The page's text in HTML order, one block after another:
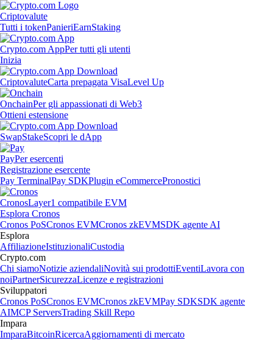
Criptovalute
Tutti i tokenPanieriEarnStaking
Crypto.com AppPer tutti gli utenti
Inizia
CriptovaluteCarta prepagata VisaLevel Up
OnchainPer gli appassionati di Web3
Ottieni estensione
SwapStakeScopri le dApp
PayPer esercenti
Registrazione esercente
Pay TerminalPay SDKPlugin eCommercePronostici
CronosLayer1 compatibile EVM
Esplora Cronos
Cronos PoSCronos EVMCronos zkEVMSDK agente AI
Esplora
AffiliazioneIstituzionaliCustodia
Crypto.com
Chi siamoNotizie aziendaliNovità sui prodottiEventiLavora con
noiPartnerSicurezzaLicenze e registrazioni
Sviluppatori
Cronos PoSCronos EVMCronos zkEVMPay SDKSDK agente
AIMCP ServersTrading Skill Repo
Impara
ImparaBitcoinRicercaAggiornamenti di mercato